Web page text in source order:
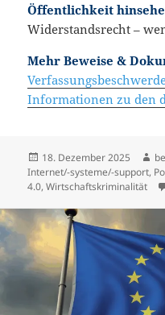
Öffentlichkeit
Widerstandsrecht –
Mehr Beweise &
Informationen zu den
Veröffentlicht
am
18. Dezember 2025
Internet/-systeme/-support,
4.0,Wirtschaftskriminalität